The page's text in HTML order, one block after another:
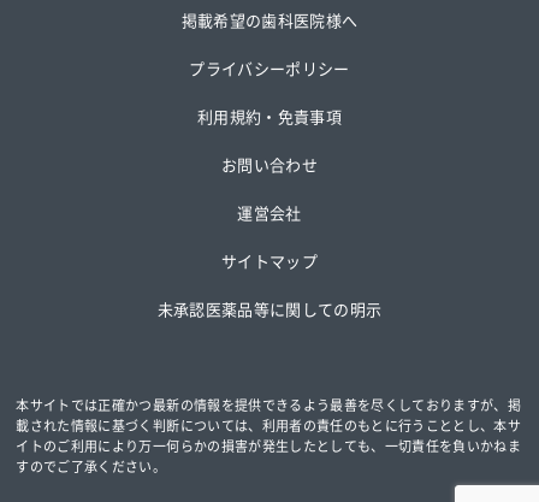
掲載希望の歯科医院様へ
プライバシーポリシー
利用規約・免責事項
お問い合わせ
運営会社
サイトマップ
未承認医薬品等に関しての明示
本サイトでは正確かつ最新の情報を提供できるよう最善を尽くしておりますが、掲
載された情報に基づく判断については、 利用者の責任のもとに行うこととし、本サ
イトのご利用により万一何らかの損害が発生したとしても、一切責任を負いかねま
すのでご了承ください。